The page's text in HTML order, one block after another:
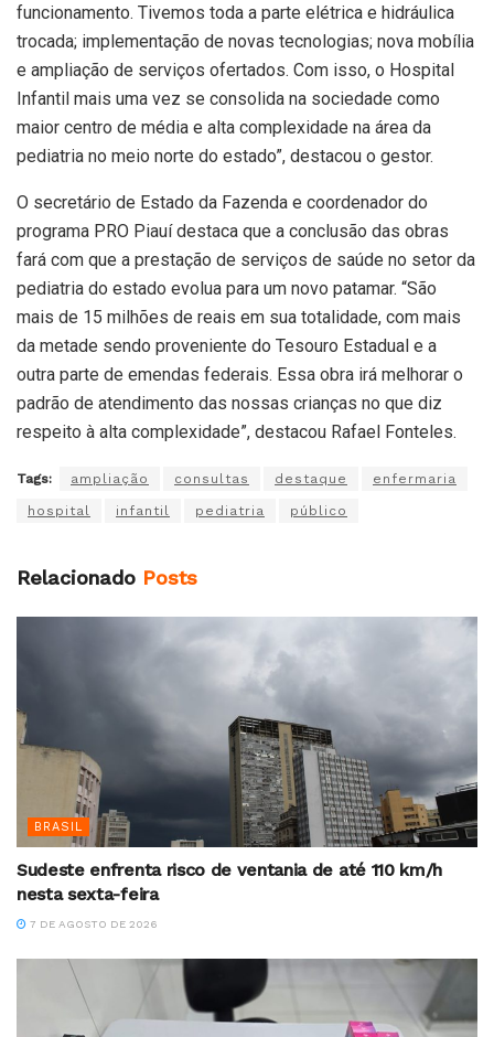
funcionamento. Tivemos toda a parte elétrica e hidráulica
trocada; implementação de novas tecnologias; nova mobília
e ampliação de serviços ofertados. Com isso, o Hospital
Infantil mais uma vez se consolida na sociedade como
maior centro de média e alta complexidade na área da
pediatria no meio norte do estado”, destacou o gestor.
O secretário de Estado da Fazenda e coordenador do
programa PRO Piauí destaca que a conclusão das obras
fará com que a prestação de serviços de saúde no setor da
pediatria do estado evolua para um novo patamar. “São
mais de 15 milhões de reais em sua totalidade, com mais
da metade sendo proveniente do Tesouro Estadual e a
outra parte de emendas federais. Essa obra irá melhorar o
padrão de atendimento das nossas crianças no que diz
respeito à alta complexidade”, destacou Rafael Fonteles.
Tags: ampliação consultas destaque enfermaria
hospital infantil pediatria público
Relacionado Posts
BRASIL
Sudeste enfrenta risco de ventania de até 110 km/h
nesta sexta-feira
7 DE AGOSTO DE 2026